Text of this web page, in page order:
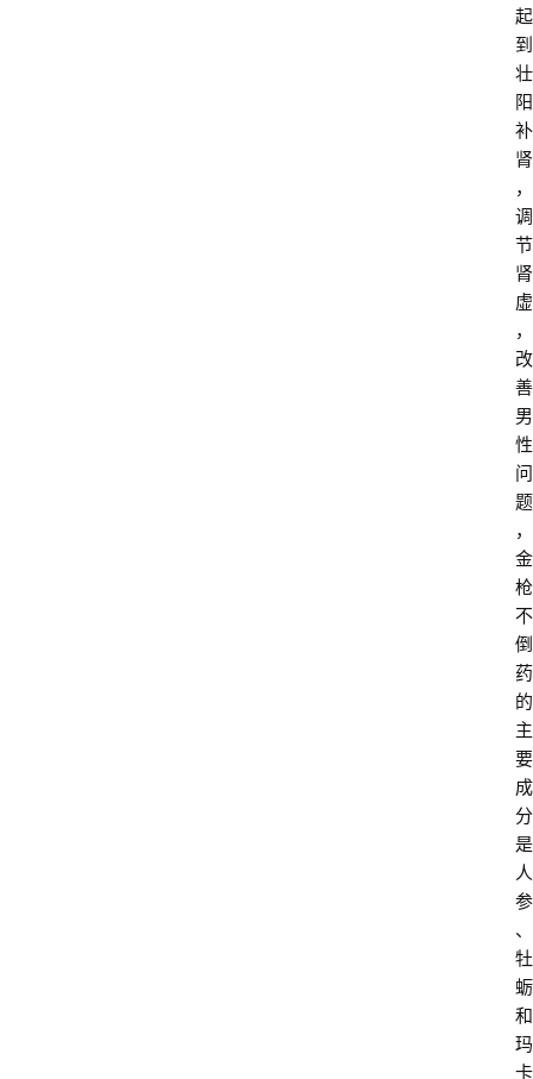
起
到
壮
阳
补
肾
，
调
节
肾
虚
，
改
善
男
性
问
题
，
金
枪
不
倒
药
的
主
要
成
分
是
人
参
、
牡
蛎
和
玛
卡